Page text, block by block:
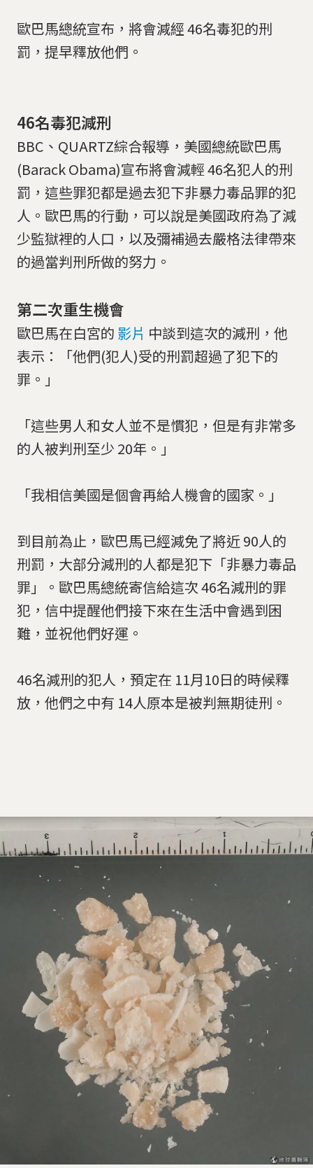
歐巴馬總統宣布，將會減經 46名毒犯的刑
罰，提早釋放他們。
46名毒犯減刑
BBC、QUARTZ綜合報導，美國總統歐巴馬
(Barack Obama)宣布將會減輕 46名犯人的刑
罰，這些罪犯都是過去犯下非暴力毒品罪的犯
人。歐巴馬的行動，可以說是美國政府為了減
少監獄裡的人口，以及彌補過去嚴格法律帶來
的過當判刑所做的努力。
第二次重生機會
歐巴馬在白宮的 影片 中談到這次的減刑，他
表示：「他們(犯人)受的刑罰超過了犯下的
罪。」
「這些男人和女人並不是慣犯，但是有非常多
的人被判刑至少 20年。」
「我相信美國是個會再給人機會的國家。」
到目前為止，歐巴馬已經減免了將近 90人的
刑罰，大部分減刑的人都是犯下「非暴力毒品
罪」。歐巴馬總統寄信給這次 46名減刑的罪
犯，信中提醒他們接下來在生活中會遇到困
難，並祝他們好運。
46名減刑的犯人，預定在 11月10日的時候釋
放，他們之中有 14人原本是被判無期徒刑。